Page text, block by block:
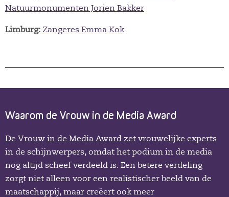
Natuurmonumenten Jorien Bakker
Limburg: Zangeres Emma Kok
Waarom de Vrouw in de Media Award
De Vrouw in de Media Award zet vrouwelijke experts
in de schijnwerpers, omdat het podium in de media
nog altijd scheef verdeeld is. Een betere verdeling
zorgt niet alleen voor een realistischer beeld van de
maatschappij, maar creëert ook meer